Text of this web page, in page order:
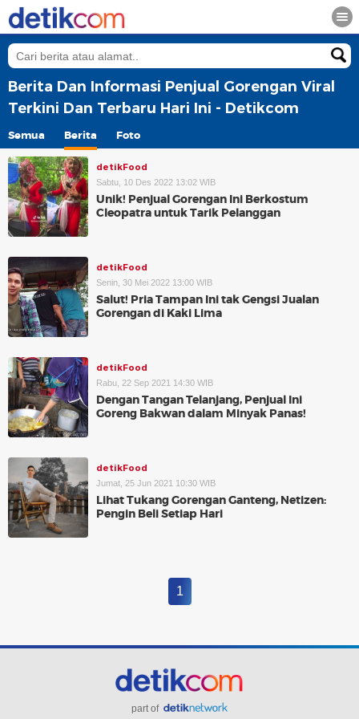
Berita Dan Informasi Penjual Gorengan Viral
Terkini Dan Terbaru Hari Ini - Detikcom
Semua Berita Foto
detikFood
Sabtu, 10 Des 2022 13:02 WIB
Unik! Penjual Gorengan Ini Berkostum
Cleopatra untuk Tarik Pelanggan
detikFood
Senin, 30 Mei 2022 13:00 WIB
Salut! Pria Tampan Ini tak Gengsi Jualan
Gorengan di Kaki Lima
detikFood
Rabu, 22 Sep 2021 14:30 WIB
Dengan Tangan Telanjang, Penjual Ini
Goreng Bakwan dalam Minyak Panas!
detikFood
Jumat, 25 Jun 2021 10:30 WIB
Lihat Tukang Gorengan Ganteng, Netizen:
Pengin Beli Setiap Hari
1
part of